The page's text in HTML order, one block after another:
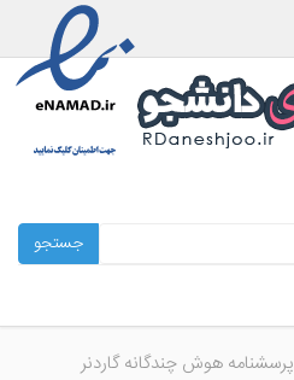
جستجو
پرسشنامه هوش چندگانه گاردنر